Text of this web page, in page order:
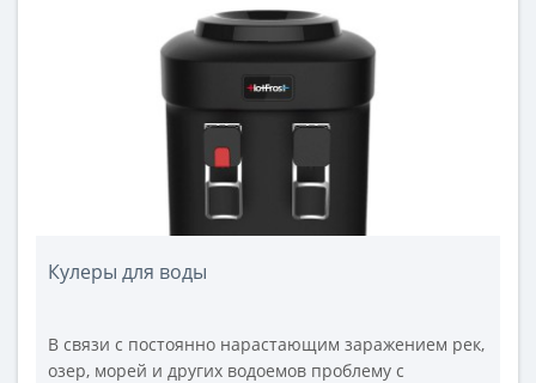
ширина потока сигнала и объем памяти. Цифровые
диктофоны ведут запись во встроенную или в
сменную flash-память. Карты памят..
Кулеры для воды
В связи с постоянно нарастающим заражением рек,
озер, морей и других водоемов проблему с